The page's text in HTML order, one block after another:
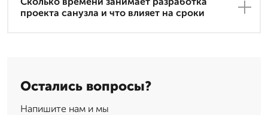
проекта санузла и что влияет на сроки
Остались вопросы?
Напишите нам и мы